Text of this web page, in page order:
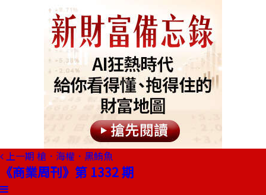
上一期 槍．海權．黑鮪魚
《商業周刊》第 1332 期